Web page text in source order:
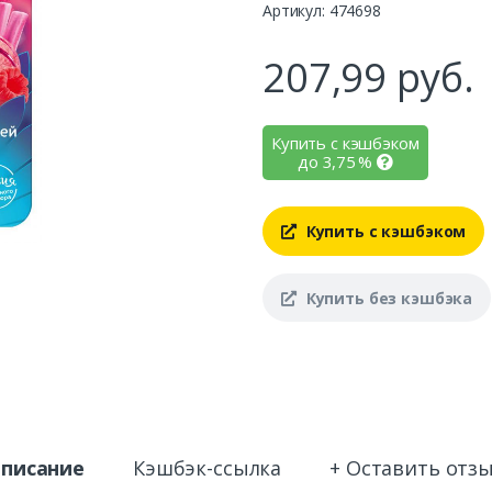
Артикул: 474698
207,99 руб.
Купить с кэшбэком
до 3,75%
Купить с кэшбэком
Купить без кэшбэка
Кэшбэк-ссылка + Оставить